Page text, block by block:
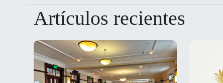
Artículos recientes